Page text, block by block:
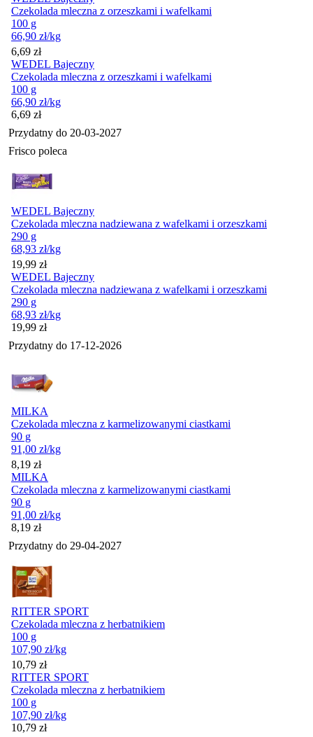
Czekolada mleczna z orzeszkami i wafelkami
100 g
66,90 zł/kg
Cena
6,69 zł
WEDEL Bajeczny
Czekolada mleczna z orzeszkami i wafelkami
100 g
66,90 zł/kg
Cena
6,69 zł
Przydatny do 20-03-2027
Frisco poleca
WEDEL Bajeczny
Czekolada mleczna nadziewana z wafelkami i orzeszkami
290 g
68,93 zł/kg
Cena
19,99 zł
WEDEL Bajeczny
Czekolada mleczna nadziewana z wafelkami i orzeszkami
290 g
68,93 zł/kg
Cena
19,99 zł
Przydatny do 17-12-2026
MILKA
Czekolada mleczna z karmelizowanymi ciastkami
90 g
91,00 zł/kg
Cena
8,19 zł
MILKA
Czekolada mleczna z karmelizowanymi ciastkami
90 g
91,00 zł/kg
Cena
8,19 zł
Przydatny do 29-04-2027
RITTER SPORT
Czekolada mleczna z herbatnikiem
100 g
107,90 zł/kg
Cena
10,79 zł
RITTER SPORT
Czekolada mleczna z herbatnikiem
100 g
107,90 zł/kg
Cena
10,79 zł